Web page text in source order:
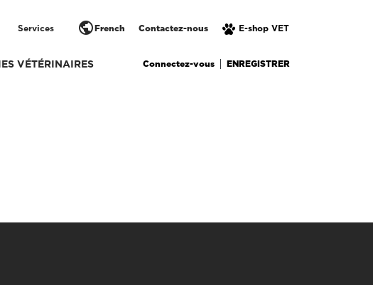
Services E-shop VET
Contactez-nous
publicFrench
VÉTÉRINAIRES Connectez-vous ENREGISTRER